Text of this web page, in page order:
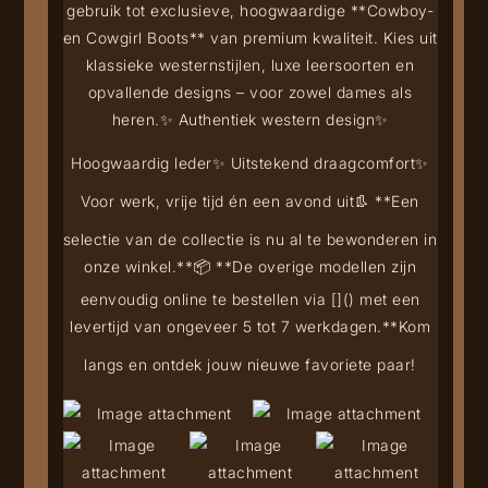
gebruik tot exclusieve, hoogwaardige **Cowboy-
en Cowgirl Boots** van premium kwaliteit. Kies uit
klassieke westernstijlen, luxe leersoorten en
opvallende designs – voor zowel dames als
heren.✨ Authentiek western design✨
Hoogwaardig leder✨ Uitstekend draagcomfort✨
Voor werk, vrije tijd én een avond uit👢 **Een
selectie van de collectie is nu al te bewonderen in
onze winkel.**📦 **De overige modellen zijn
eenvoudig online te bestellen via []() met een
levertijd van ongeveer 5 tot 7 werkdagen.**Kom
langs en ontdek jouw nieuwe favoriete paar!